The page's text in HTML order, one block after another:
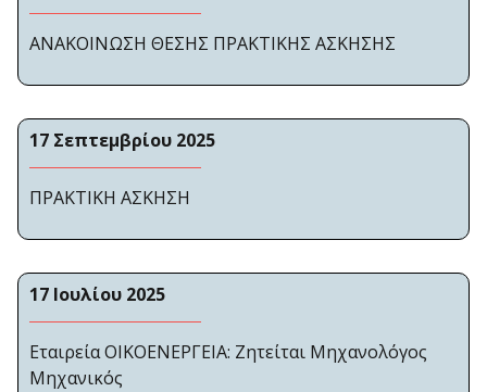
ΑΝΑΚΟΙΝΩΣΗ ΘΕΣΗΣ ΠΡΑΚΤΙΚΗΣ ΑΣΚΗΣΗΣ
17 Σεπτεμβρίου 2025
ΠΡΑΚΤΙΚΗ ΑΣΚΗΣΗ
17 Ιουλίου 2025
Εταιρεία ΟΙΚΟΕΝΕΡΓΕΙΑ: Ζητείται Μηχανολόγος
Μηχανικός